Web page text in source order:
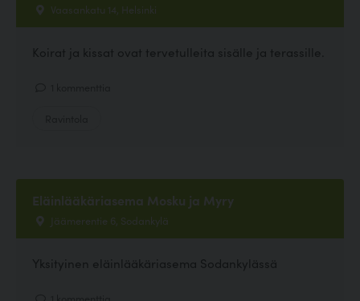
Vaasankatu 14, Helsinki
Koirat ja kissat ovat tervetulleita sisälle ja terassille.
Eläinlääkäriasema Mosku ja Myry
Jäämerentie 6, Sodankylä
Yksityinen eläinlääkäriasema Sodankylässä